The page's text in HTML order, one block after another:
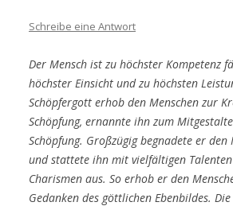
Schreibe eine Antwort
Der Mensch ist zu höchster Kompetenz
höchster Einsicht und zu höchsten
Schöpfergott erhob den Menschen zur
Schöpfung, ernannte ihn zum
Schöpfung. Großzügig begnadete er den
und stattete ihn mit vielfältigen
Charismen aus. So erhob er den
Gedanken des göttlichen Ebenbildes.